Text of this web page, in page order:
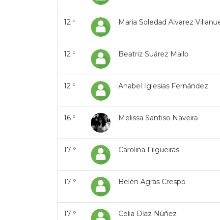
12 º Maria Soledad Alvarez
12 º Beatriz Suárez Mallo
12 º Anabel Iglesias Fernández
16 º Melissa Santiso Naveira
17 º Carolina Filgueiras
17 º Belén Agras Crespo
17 º Celia Díaz Núñez